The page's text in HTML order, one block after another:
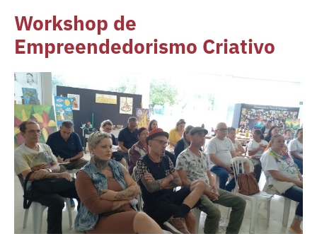
Workshop de
Empreendedorismo Criativo